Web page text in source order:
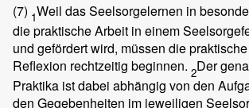
(7) 1Weil das Seelsorgelernen in
die praktische Arbeit in einem
und gefördert wird, müssen die
Reflexion rechtzeitig beginnen. 2Der
Praktika ist dabei abhängig von den
den Gegebenheiten im jeweiligen